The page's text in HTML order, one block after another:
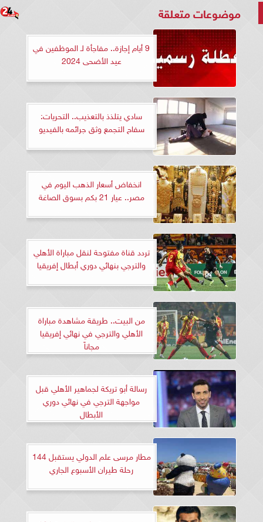
موضوعات متعلقة
9 أيام إجازة.. مفاجأة لـ الموظفين في
عيد الأضحى 2024
سادي يتلذذ بالتعذيب.. التحريات:
سفاح التجمع وثق جرائمه بالفيديو
انخفاض أسعار الذهب اليوم في
مصر.. عيار 21 بكم بسوق الصاغة
تردد قناة مفتوحة لنقل مباراة الأهلي
والترجي بنهائي دوري أبطال إفريقيا
من البيت.. طريقة مشاهدة مباراة
الأهلي والترجي في نهائي إفريقيا
مجاناً
رسالة أبو تريكة لجماهير الأهلي قبل
مواجهة الترجي في نهائي دوري
الأبطال
مطار مرسى علم الدولي يستقبل 144
رحلة طيران الأسبوع الجاري